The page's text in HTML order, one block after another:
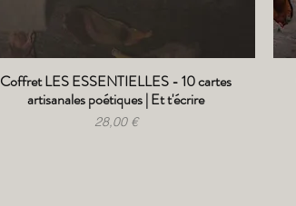
Aperçu rapide
Coffret LES ESSENTIELLES - 10 cartes
artisanales poétiques | Et t'écrire
Prix
28,00 €